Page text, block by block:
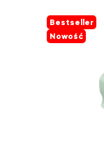
Bestseller
Nowość